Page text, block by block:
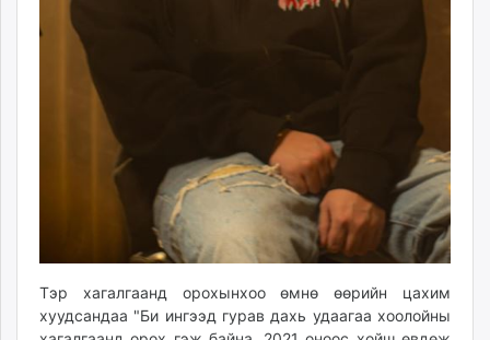
Тэр хагалгаанд орохынхоо өмнө өөрийн цахим
хуудсандаа "Би ингээд гурав дахь удаагаа хоолойны